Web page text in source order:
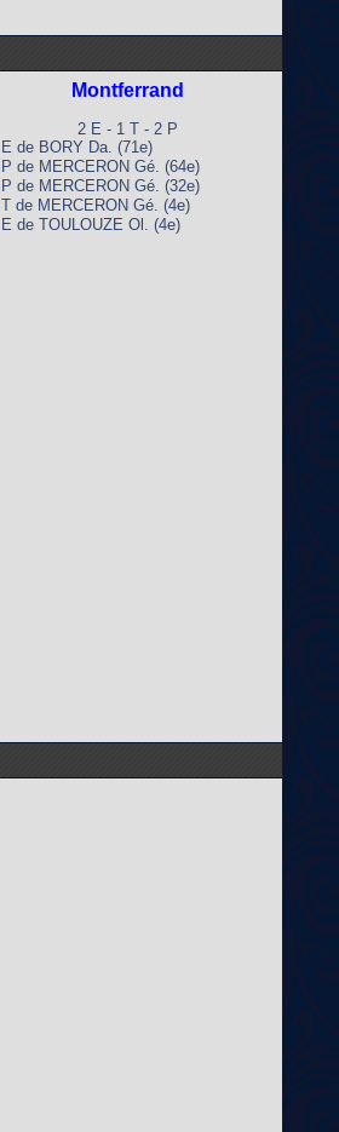
Montferrand
2 E - 1 T - 2 P
E de BORY Da. (71e)
P de MERCERON Gé. (64e)
P de MERCERON Gé. (32e)
T de MERCERON Gé. (4e)
E de TOULOUZE Ol. (4e)